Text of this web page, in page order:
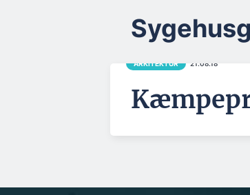
ARKITEKTUR 21.08.18